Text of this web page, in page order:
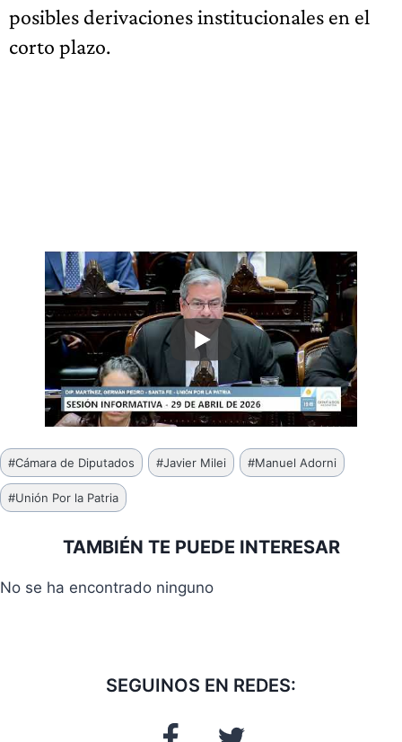
posibles derivaciones institucionales en el
corto plazo.
Etiquetas
de
la
#Cámara de Diputados #Javier Milei #Manuel Adorni
#Unión Por la Patria
TAMBIÉN TE PUEDE INTERESAR
No se ha encontrado ninguno
SEGUINOS EN REDES: